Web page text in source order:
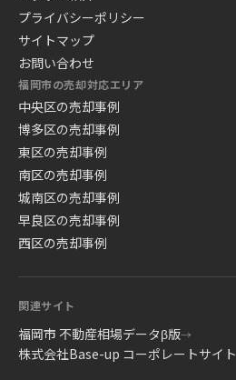
プライバシーポリシー
サイトマップ
お問い合わせ
福岡市の売却対応エリア
中央区の売却事例
博多区の売却事例
東区の売却事例
南区の売却事例
城南区の売却事例
早良区の売却事例
西区の売却事例
関連サイト
福岡市 不動産相場データβ版→
株式会社Base-up コーポレートサイト